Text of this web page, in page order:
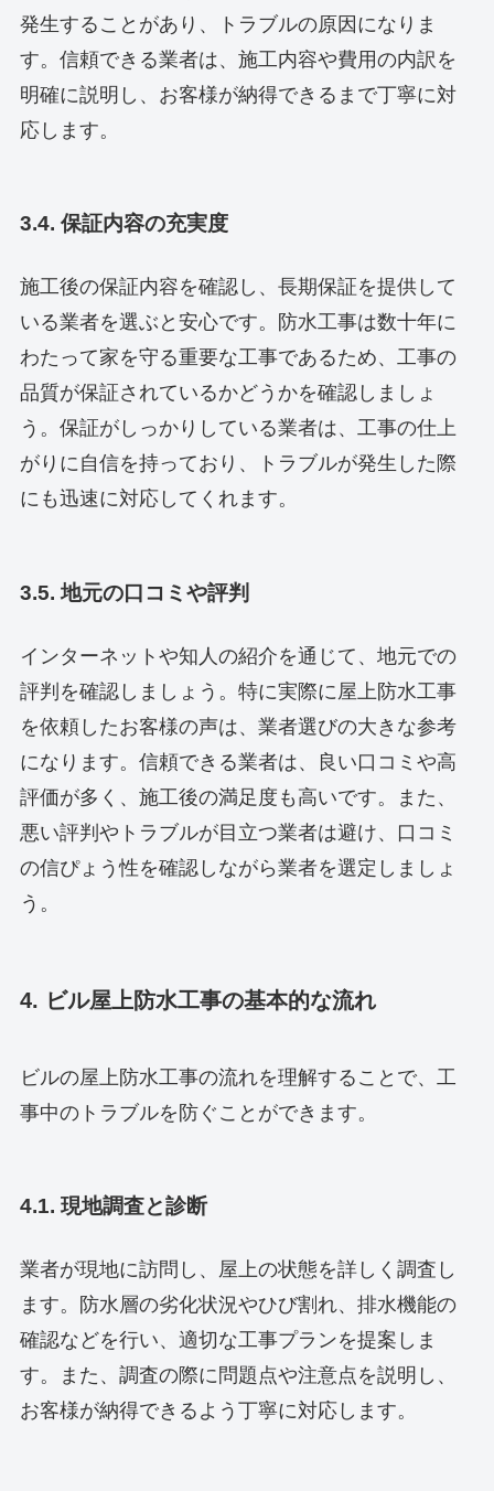
発生することがあり、トラブルの原因になりま
す。信頼できる業者は、施工内容や費用の内訳を
明確に説明し、お客様が納得できるまで丁寧に対
応します。
3.4. 保証内容の充実度
施工後の保証内容を確認し、長期保証を提供して
いる業者を選ぶと安心です。防水工事は数十年に
わたって家を守る重要な工事であるため、工事の
品質が保証されているかどうかを確認しましょ
う。保証がしっかりしている業者は、工事の仕上
がりに自信を持っており、トラブルが発生した際
にも迅速に対応してくれます。
3.5. 地元の口コミや評判
インターネットや知人の紹介を通じて、地元での
評判を確認しましょう。特に実際に屋上防水工事
を依頼したお客様の声は、業者選びの大きな参考
になります。信頼できる業者は、良い口コミや高
評価が多く、施工後の満足度も高いです。また、
悪い評判やトラブルが目立つ業者は避け、口コミ
の信ぴょう性を確認しながら業者を選定しましょ
う。
4. ビル屋上防水工事の基本的な流れ
ビルの屋上防水工事の流れを理解することで、工
事中のトラブルを防ぐことができます。
4.1. 現地調査と診断
業者が現地に訪問し、屋上の状態を詳しく調査し
ます。防水層の劣化状況やひび割れ、排水機能の
確認などを行い、適切な工事プランを提案しま
す。また、調査の際に問題点や注意点を説明し、
お客様が納得できるよう丁寧に対応します。